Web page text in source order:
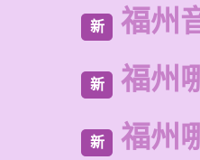
新 福州
新 福州
新 福州